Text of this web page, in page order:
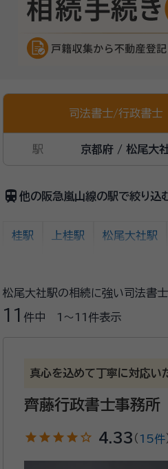
司法書士/行政書士
駅 京都府 / 松尾大
train 他の阪急嵐山線の駅で絞り込
桂駅 上桂駅 松尾大社駅
松尾大社駅の相続に強い司法書
11 件中 1〜11 件表示
真心を込めて丁寧に対応い
齊藤行政書士事務所
star star star star star_outline 4.33 （ 15件